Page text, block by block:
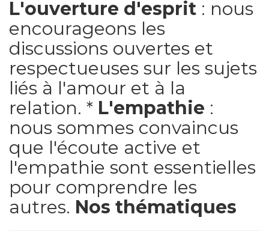
L'ouverture d'esprit : nous
encourageons les
discussions ouvertes et
respectueuses sur les sujets
liés à l'amour et à la
relation. * L'empathie :
nous sommes convaincus
que l'écoute active et
l'empathie sont essentielles
pour comprendre les
autres. Nos thématiques